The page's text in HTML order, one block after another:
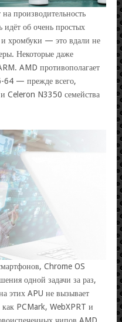
производительность
об очень простых
и хромбуки — это вдали не
Некоторые даже
AMD противополагает
64 — прежде всего,
Celeron N3350 семейства
Chrome OS
одной задачи за раз,
этих APU не вызывает
как PCMark, WebXPRT и
чипов AMD